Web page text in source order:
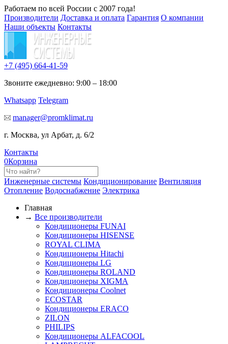
Работаем по всей России с 2007 года!
Производители Доставка и оплата Гарантия О компании
Наши объекты Контакты
+7 (495) 664-41-59
Звоните ежедневно: 9:00 – 18:00
Whatsapp Telegram
manager@promklimat.ru
г. Москва, ул Арбат, д. 6/2
Контакты
0Корзина
Инженерные системы Кондиционирование Вентиляция
Отопление Водоснабжение Электрика
Главная
→ Все производители
Кондиционеры FUNAI
Кондиционеры HISENSE
ROYAL CLIMA
Кондиционеры Hitachi
Кондиционеры LG
Кондиционеры ROLAND
Кондиционеры XIGMA
Кондиционеры Coolnet
ECOSTAR
Кондиционеры ERACO
ZILON
PHILIPS
Кондиционеры ALFACOOL